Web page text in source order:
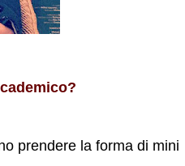
prendere la forma di mini